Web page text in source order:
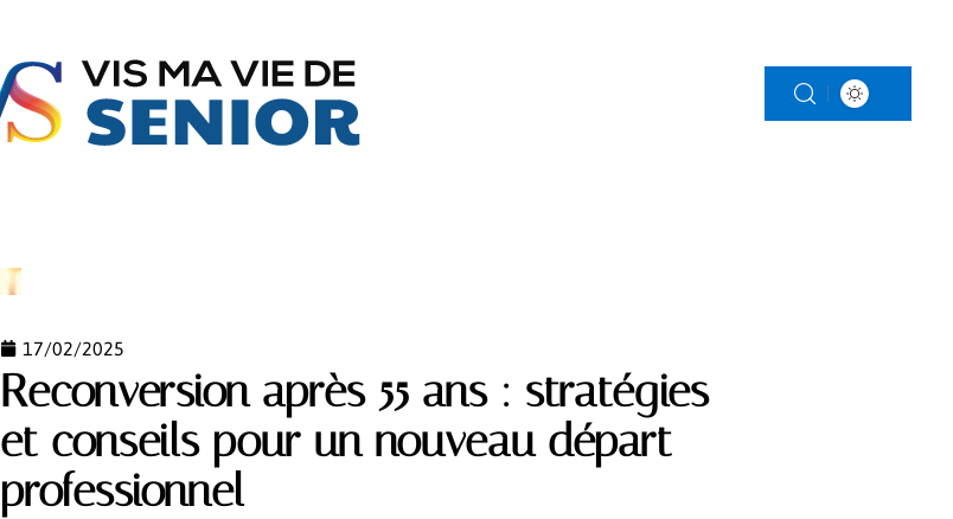
17/02/2025
Reconversion après 55 ans : stratégies
et conseils pour un nouveau départ
professionnel